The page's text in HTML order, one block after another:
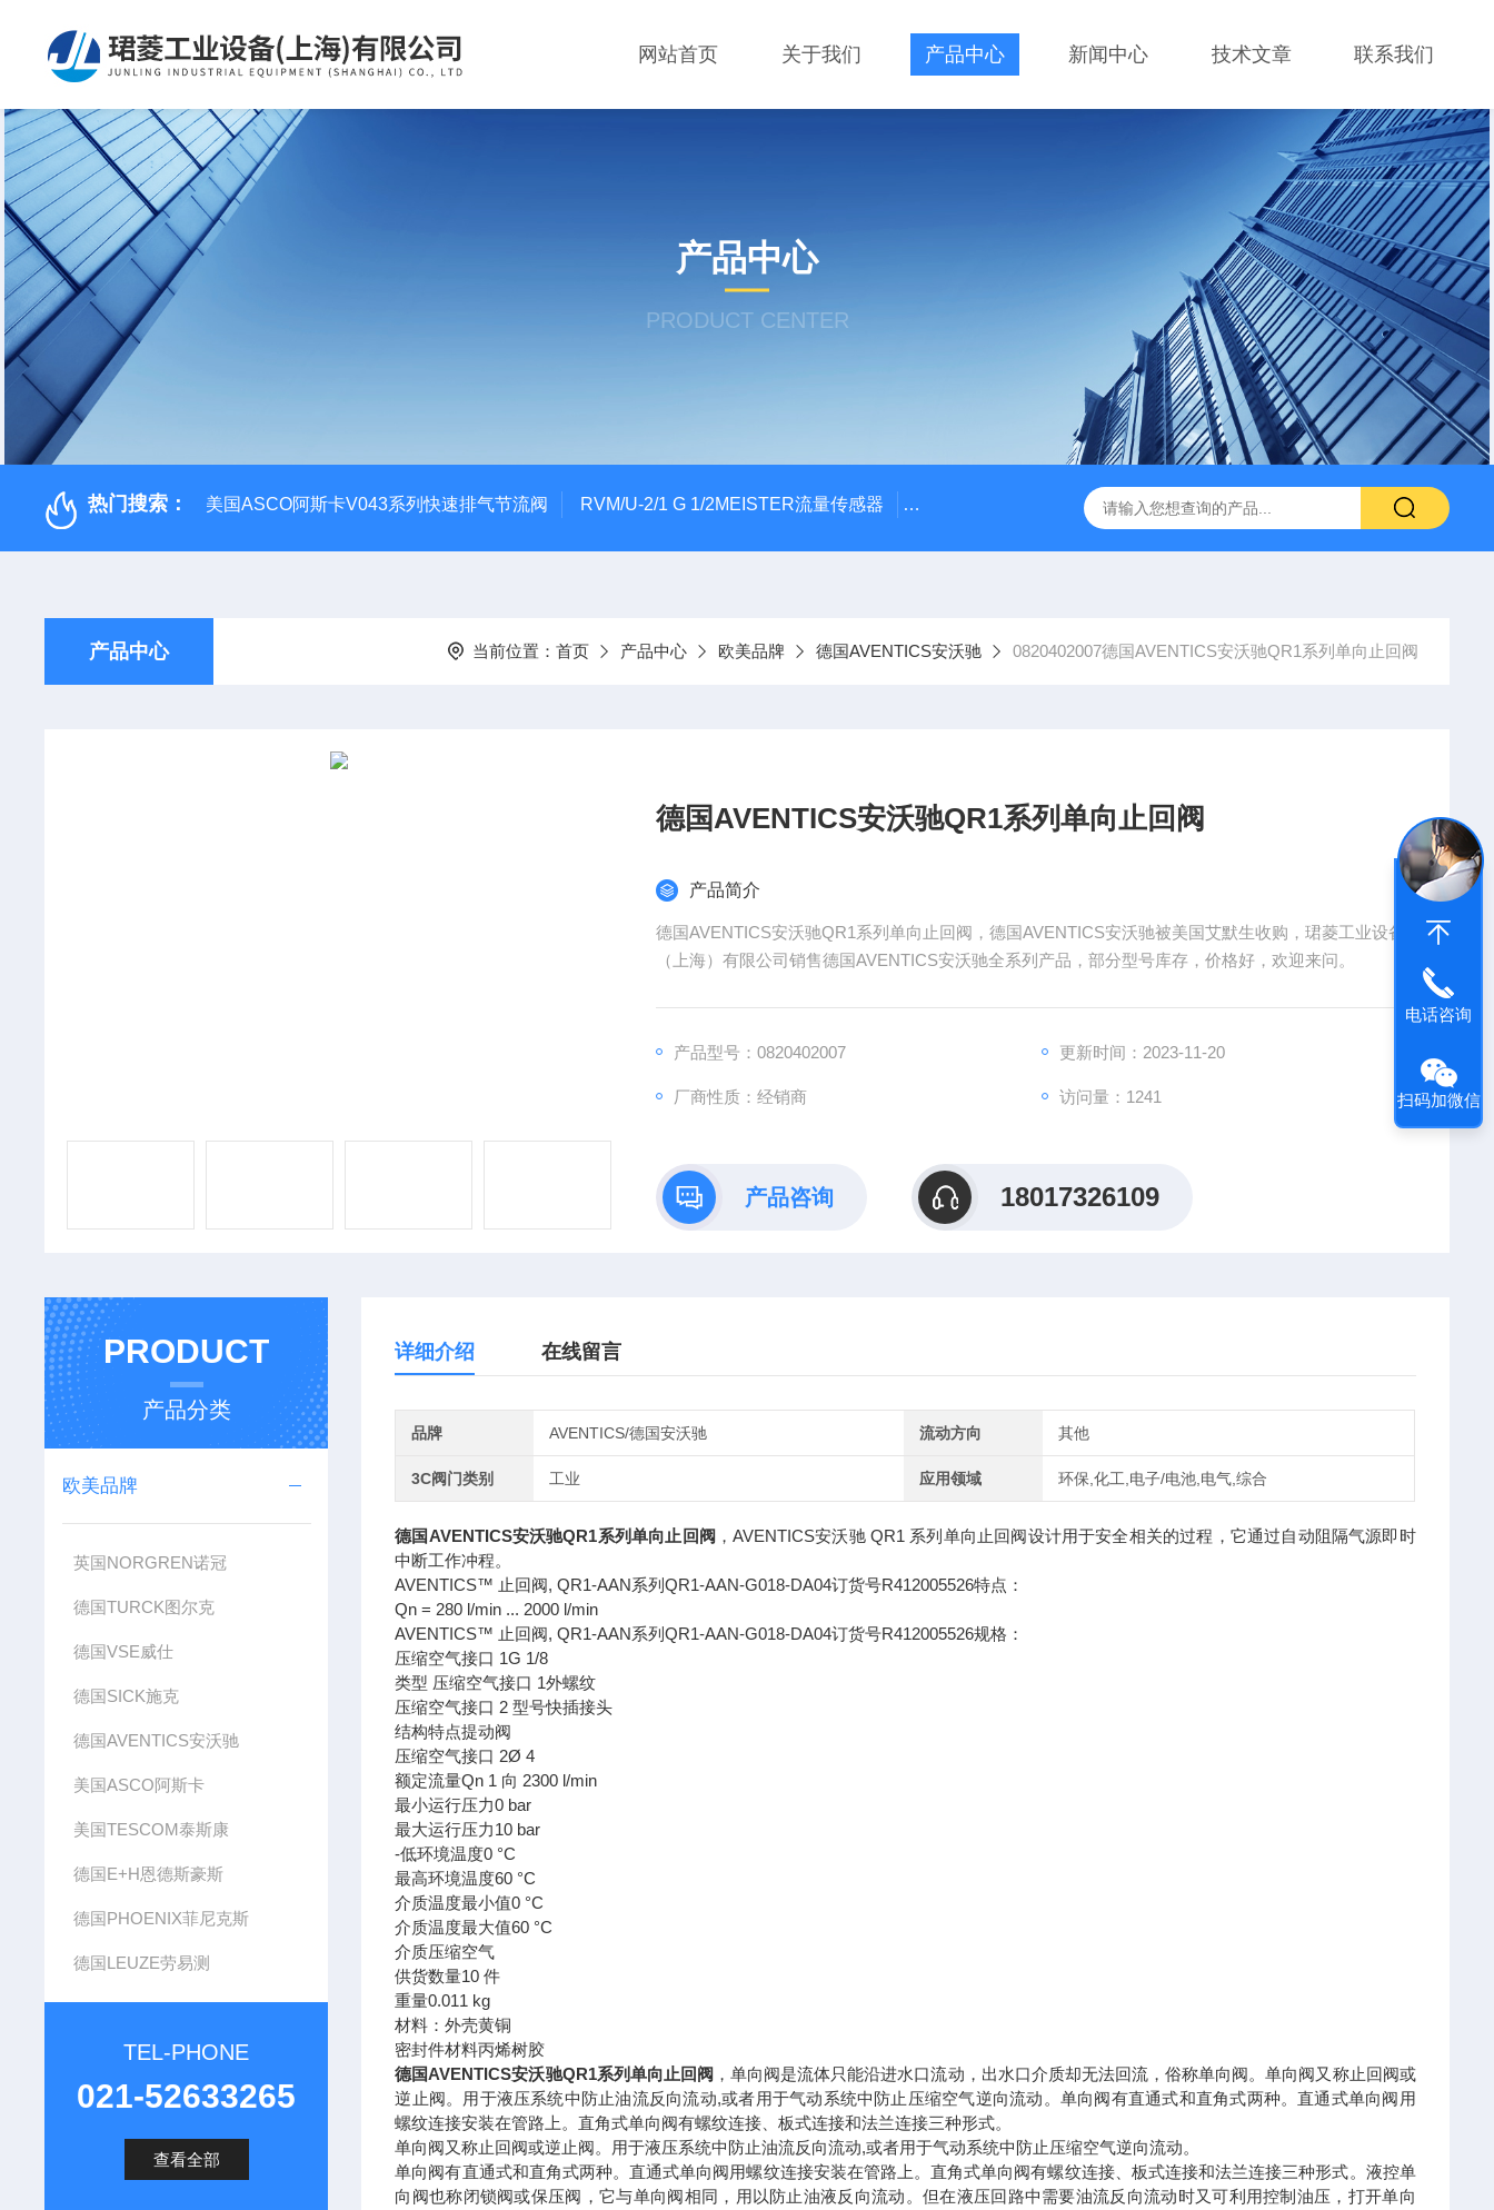
网站首页 关于我们 产品中心 新闻中心 技术文章 联系我们
产品中心
PRODUCT CENTER
热门搜索： 美国ASCO阿斯卡V043系列快速排气节流阀 RVM/U-2/1 G 1/2MEISTER流量传感器 HEIDENHAIN海德汉角度编码器全系列介绍 0631-053BARKSDALE
产品中心 当前位置： 首页 产品中心 欧美品牌 德国AVENTICS安沃驰 0820402007德国AVENTICS安沃驰QR1系列单向止回阀
德国AVENTICS安沃驰QR1系列单向止回阀
产品简介
德国AVENTICS安沃驰QR1系列单向止回阀，德国AVENTICS安沃驰被美国艾默生收购，珺菱工业设备
（上海）有限公司销售德国AVENTICS安沃驰全系列产品，部分型号库存，价格好，欢迎来问。
产品型号：0820402007 更新时间：2023-11-20
厂商性质：经销商 访问量：1241
产品咨询 18017326109
PRODUCT
产品分类
欧美品牌
英国NORGREN诺冠
德国TURCK图尔克
德国VSE威仕
德国SICK施克
德国AVENTICS安沃驰
美国ASCO阿斯卡
美国TESCOM泰斯康
德国E+H恩德斯豪斯
德国PHOENIX菲尼克斯
德国LEUZE劳易测
TEL-PHONE
021-52633265
查看全部
详细介绍 在线留言
品牌 AVENTICS/德国安沃驰 流动方向 其他
3C阀门类别 工业 应用领域 环保,化工,电子/电池,电气,综合
德国AVENTICS安沃驰QR1系列单向止回阀 ，AVENTICS安沃驰 QR1 系列单向止回阀设计用于安全相关的过程，它通过自动阻隔气源即时
中断工作冲程。
AVENTICS™ 止回阀, QR1-AAN系列QR1-AAN-G018-DA04订货号R412005526特点：
Qn = 280 l/min ... 2000 l/min
AVENTICS™ 止回阀, QR1-AAN系列QR1-AAN-G018-DA04订货号R412005526规格：
压缩空气接口 1G 1/8
类型 压缩空气接口 1外螺纹
压缩空气接口 2 型号快插接头
结构特点提动阀
压缩空气接口 2Ø 4
额定流量Qn 1 向 2300 l/min
最小运行压力0 bar
最大运行压力10 bar
-低环境温度0 °C
最高环境温度60 °C
介质温度最小值0 °C
介质温度最大值60 °C
介质压缩空气
供货数量10 件
重量0.011 kg
材料：外壳黄铜
密封件材料丙烯树胶
德国AVENTICS安沃驰QR1系列单向止回阀 ，单向阀是流体只能沿进水口流动，出水口介质却无法回流，俗称单向阀。单向阀又称止回阀或
逆止阀。用于液压系统中防止油流反向流动,或者用于气动系统中防止压缩空气逆向流动。单向阀有直通式和直角式两种。直通式单向阀用
螺纹连接安装在管路上。直角式单向阀有螺纹连接、板式连接和法兰连接三种形式。
单向阀又称止回阀或逆止阀。用于液压系统中防止油流反向流动,或者用于气动系统中防止压缩空气逆向流动。
单向阀有直通式和直角式两种。直通式单向阀用螺纹连接安装在管路上。直角式单向阀有螺纹连接、板式连接和法兰连接三种形式。液控单
向阀也称闭锁阀或保压阀，它与单向阀相同，用以防止油液反向流动。但在液压回路中需要油流反向流动时又可利用控制油压，打开单向
电话咨询
扫码加微信